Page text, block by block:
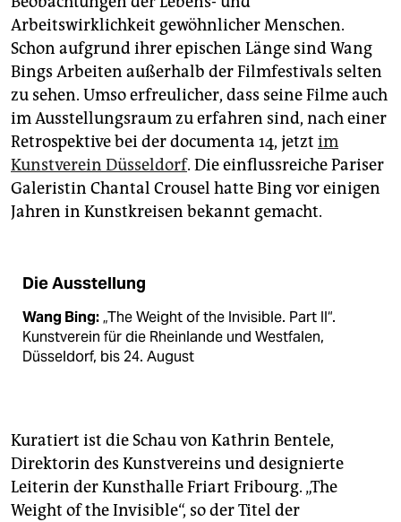
Arbeitswirklichkeit gewöhnlicher Menschen.
Schon aufgrund ihrer epischen Länge sind Wang
Bings Arbeiten außerhalb der Filmfestivals selten
zu sehen. Umso erfreulicher, dass seine Filme auch
im Ausstellungsraum zu erfahren sind, nach einer
Retrospektive bei der documenta 14, jetzt im
Kunstverein Düsseldorf. Die einflussreiche Pariser
Galeristin Chantal Crousel hatte Bing vor einigen
Jahren in Kunstkreisen bekannt gemacht.
Die Ausstellung
Wang Bing:„The Weight of the Invisible. Part II“.
Kunstverein für die Rheinlande und Westfalen,
Düsseldorf, bis 24. August
Kuratiert ist die Schau von Kathrin Bentele,
Direktorin des Kunstvereins und designierte
Leiterin der Kunsthalle Friart Fribourg. „The
Weight of the Invisible“, so der Titel der